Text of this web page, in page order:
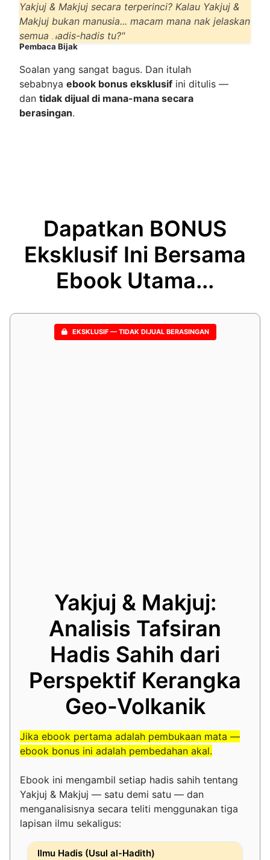
Yakjuj & Makjuj secara terperinci? Kalau Yakjuj &
Makjuj bukan manusia... macam mana nak jelaskan
semua hadis-hadis tu?"
Pembaca Bijak
Soalan yang sangat bagus. Dan itulah
sebabnya ebook bonus eksklusif ini ditulis —
dan tidak dijual di mana-mana secara
berasingan.
Dapatkan BONUS
Eksklusif Ini Bersama
Ebook Utama...
EKSKLUSIF — TIDAK DIJUAL BERASINGAN
Yakjuj & Makjuj:
Analisis Tafsiran
Hadis Sahih dari
Perspektif Kerangka
Geo-Volkanik
Jika ebook pertama adalah pembukaan mata —
ebook bonus ini adalah pembedahan akal.
Ebook ini mengambil setiap hadis sahih tentang
Yakjuj & Makjuj — satu demi satu — dan
menganalisisnya secara teliti menggunakan tiga
lapisan ilmu sekaligus:
Ilmu Hadis (Usul al-Hadith)